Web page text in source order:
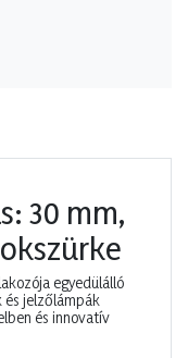
30 mm,
egyedülálló
és jelzőlámpák
és innovatív